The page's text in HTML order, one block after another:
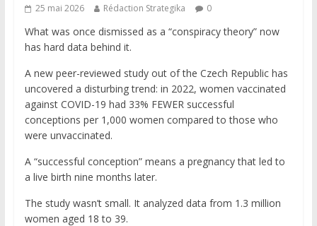
25 mai 2026 Rédaction Strategika 0
What was once dismissed as a “conspiracy theory” now
has hard data behind it.
A new peer-reviewed study out of the Czech Republic has
uncovered a disturbing trend: in 2022, women vaccinated
against COVID-19 had 33% FEWER successful
conceptions per 1,000 women compared to those who
were unvaccinated.
A “successful conception” means a pregnancy that led to
a live birth nine months later.
The study wasn’t small. It analyzed data from 1.3 million
women aged 18 to 39.